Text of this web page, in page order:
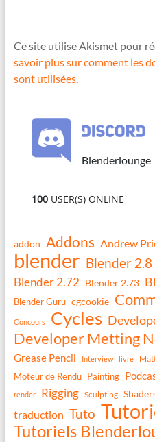
Ce site utilise Akismet pour
savoir plus sur comment les
sont utilisées.
Blenderlounge
100 USER(S) ONLINE
addon Addons Andrew
blender Blender 2.8
Blender 2.72 Blender 2.73
Blender Guru cgcookie
Concours Cycles
Developer Metting
Grease Pencil Interview livre
Moteur de Rendu Painting
render Rigging Sculpting
traduction Tuto
Tutoriels